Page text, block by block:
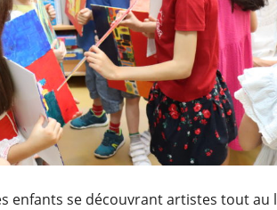
se découvrant artistes tout au